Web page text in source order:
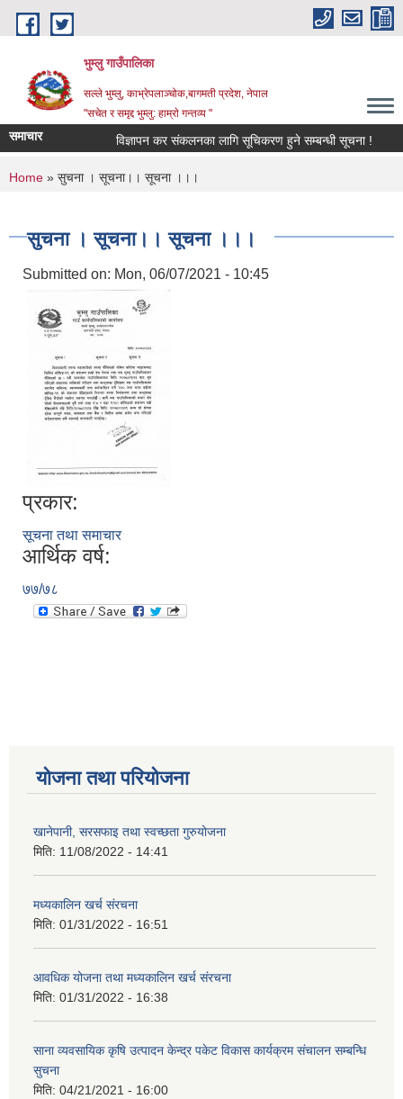
Skip to main content
भुम्लु गाउँपालिका
सल्ले भुम्लु, काभ्रेपलाञ्चोक,बागमती प्रदेश, नेपाल
"सचेत र समृद्द भुम्लु: हाम्राे गन्तव्य "
समाचार विज्ञापन कर संकलनका लागि सूचिकरण हुने सम्बन्धी सूचना !
You are here
Home » सुचना । सूचना।। सूचना ।।।
सुचना । सूचना।। सूचना ।।।
Submitted on: Mon, 06/07/2021 - 10:45
प्रकार:
सूचना तथा समाचार
आर्थिक वर्ष:
७७/७८
योजना तथा परियोजना
खानेपानी, सरसफाइ तथा स्वच्छता गुरुयोजना
मिति: 11/08/2022 - 14:41
मध्यकालिन खर्च संरचना
मिति: 01/31/2022 - 16:51
आवधिक योजना तथा मध्यकालिन खर्च संरचना
मिति: 01/31/2022 - 16:38
साना व्यवसायिक कृषि उत्पादन केन्द्र पकेट विकास कार्यक्रम संचालन सम्बन्धि
सुचना
मिति: 04/21/2021 - 16:00